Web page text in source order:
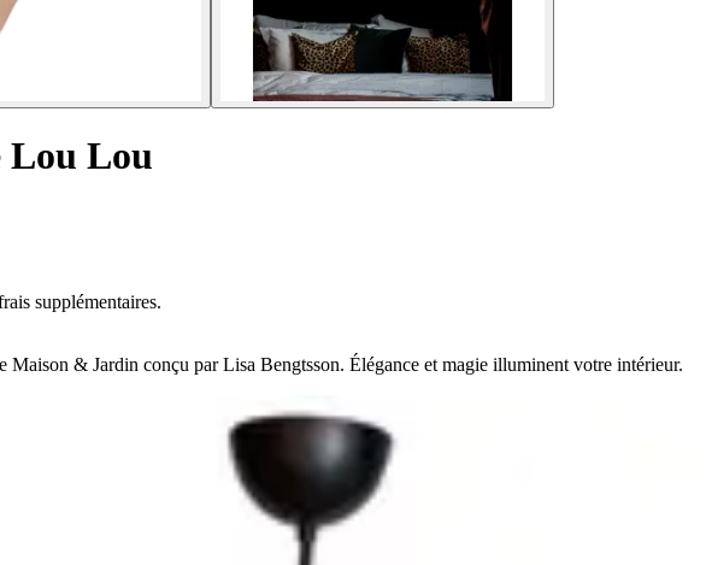
Lou Lou
supplémentaires.
& Jardin conçu par Lisa Bengtsson. Élégance et magie illuminent votre intérieur.